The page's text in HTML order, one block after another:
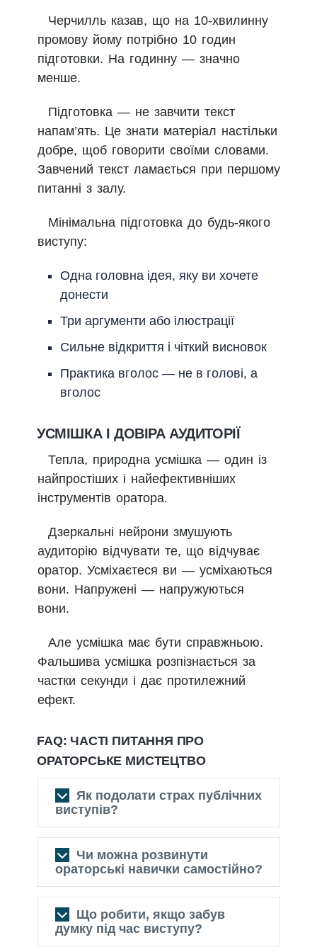
Черчилль казав, що на 10-хвилинну
промову йому потрібно 10 годин
підготовки. На годинну — значно
менше.
Підготовка — не завчити текст
напам’ять. Це знати матеріал настільки
добре, щоб говорити своїми словами.
Завчений текст ламається при першому
питанні з залу.
Мінімальна підготовка до будь-якого
виступу:
Одна головна ідея, яку ви хочете
донести
Три аргументи або ілюстрації
Сильне відкриття і чіткий висновок
Практика вголос — не в голові, а
вголос
УСМІШКА І ДОВІРА АУДИТОРІЇ
Тепла, природна усмішка — один із
найпростіших і найефективніших
інструментів оратора.
Дзеркальні нейрони змушують
аудиторію відчувати те, що відчуває
оратор. Усміхаєтеся ви — усміхаються
вони. Напружені — напружуються
вони.
Але усмішка має бути справжньою.
Фальшива усмішка розпізнається за
частки секунди і дає протилежний
ефект.
FAQ: ЧАСТІ ПИТАННЯ ПРО
ОРАТОРСЬКЕ МИСТЕЦТВО
Як подолати страх публічних
виступів?
Переосмислити хвилювання
як збудження — фізіологічно
це той самий стан
Практикувати в малих групах
перед великими аудиторіями
Чи можна розвинути
ораторські навички самостійно?
Так — але потрібна практика
вголос, а не читання теорії
Що робити, якщо забув
думку під час виступу?